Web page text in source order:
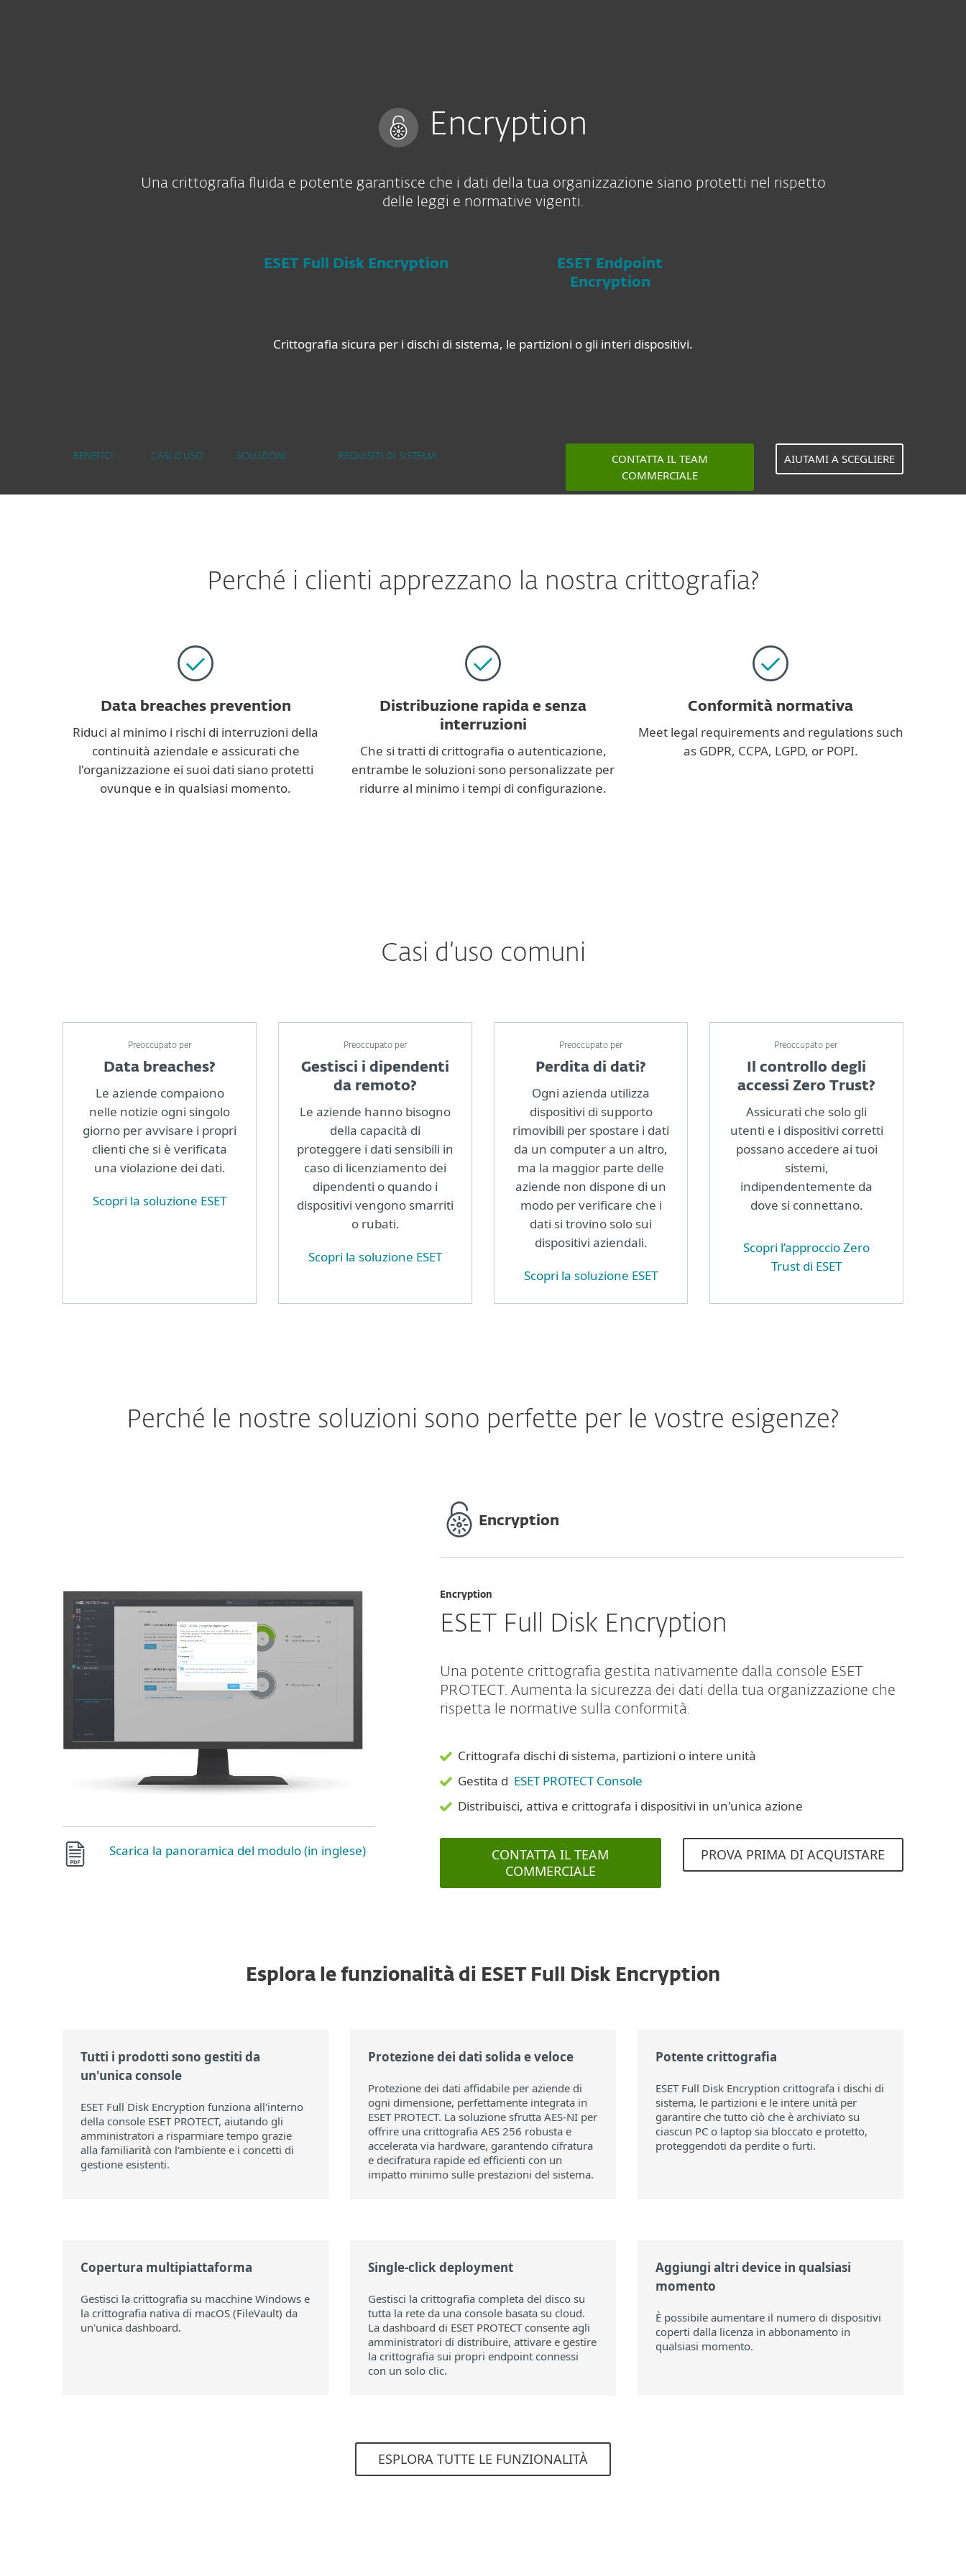
Encryption
Una crittografia fluida e potente garantisce che i dati della tua organizzazione siano protetti nel rispetto
delle leggi e normative vigenti.
ESET Full Disk Encryption
ESET Endpoint
Encryption
Crittografia sicura per i dischi di sistema, le partizioni o gli interi dispositivi.
BENEFICI CASI D’USO SOLUZIONI REQUISITI DI SISTEMA
CONTATTA IL TEAM
COMMERCIALE
AIUTAMI A SCEGLIERE
Perché i clienti apprezzano la nostra crittografia?
Data breaches prevention
Riduci al minimo i rischi di interruzioni della
continuità aziendale e assicurati che
l'organizzazione ei suoi dati siano protetti
ovunque e in qualsiasi momento.
Distribuzione rapida e senza
interruzioni
Che si tratti di crittografia o autenticazione,
entrambe le soluzioni sono personalizzate per
ridurre al minimo i tempi di configurazione.
Conformità normativa
Meet legal requirements and regulations such
as GDPR, CCPA, LGPD, or POPI.
Casi d’uso comuni
Preoccupato per
Data breaches?
Le aziende compaiono
nelle notizie ogni singolo
giorno per avvisare i propri
clienti che si è verificata
una violazione dei dati.
Scopri la soluzione ESET
Preoccupato per
Gestisci i dipendenti
da remoto?
Le aziende hanno bisogno
della capacità di
proteggere i dati sensibili in
caso di licenziamento dei
dipendenti o quando i
dispositivi vengono smarriti
o rubati.
Scopri la soluzione ESET
Preoccupato per
Perdita di dati?
Ogni azienda utilizza
dispositivi di supporto
rimovibili per spostare i dati
da un computer a un altro,
ma la maggior parte delle
aziende non dispone di un
modo per verificare che i
dati si trovino solo sui
dispositivi aziendali.
Scopri la soluzione ESET
Preoccupato per
Il controllo degli
accessi Zero Trust?
Assicurati che solo gli
utenti e i dispositivi corretti
possano accedere ai tuoi
sistemi,
indipendentemente da
dove si connettano.
Scopri l’approccio Zero
Trust di ESET
Perché le nostre soluzioni sono perfette per le vostre esigenze?
Encryption
Scarica la panoramica del modulo (in inglese)
Encryption
ESET Full Disk Encryption
Una potente crittografia gestita nativamente dalla console ESET
PROTECT. Aumenta la sicurezza dei dati della tua organizzazione che
rispetta le normative sulla conformità.
Crittografa dischi di sistema, partizioni o intere unità
Gestita d ESET PROTECT Console
Distribuisci, attiva e crittografa i dispositivi in un'unica azione
CONTATTA IL TEAM
COMMERCIALE
PROVA PRIMA DI ACQUISTARE
Esplora le funzionalità di ESET Full Disk Encryption
Tutti i prodotti sono gestiti da
un'unica console
ESET Full Disk Encryption funziona all'interno
della console ESET PROTECT, aiutando gli
amministratori a risparmiare tempo grazie
alla familiarità con l'ambiente e i concetti di
gestione esistenti.
Protezione dei dati solida e veloce
Protezione dei dati affidabile per aziende di
ogni dimensione, perfettamente integrata in
ESET PROTECT. La soluzione sfrutta AES-NI per
offrire una crittografia AES 256 robusta e
accelerata via hardware, garantendo cifratura
e decifratura rapide ed efficienti con un
impatto minimo sulle prestazioni del sistema.
Potente crittografia
ESET Full Disk Encryption crittografa i dischi di
sistema, le partizioni e le intere unità per
garantire che tutto ciò che è archiviato su
ciascun PC o laptop sia bloccato e protetto,
proteggendoti da perdite o furti.
Copertura multipiattaforma
Gestisci la crittografia su macchine Windows e
la crittografia nativa di macOS (FileVault) da
un'unica dashboard.
Single-click deployment
Gestisci la crittografia completa del disco su
tutta la rete da una console basata su cloud.
La dashboard di ESET PROTECT consente agli
amministratori di distribuire, attivare e gestire
la crittografia sui propri endpoint connessi
con un solo clic.
Aggiungi altri device in qualsiasi
momento
È possibile aumentare il numero di dispositivi
coperti dalla licenza in abbonamento in
qualsiasi momento.
ESPLORA TUTTE LE FUNZIONALITÀ